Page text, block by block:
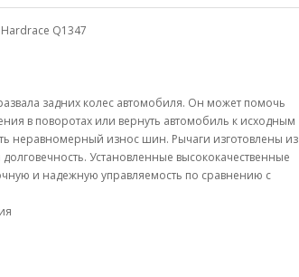
Q1347
задних колес автомобиля. Он может помочь
в поворотах или вернуть автомобиль к исходным
неравномерный износ шин. Рычаги изготовлены из
Установленные высококачественные
и надежную управляемость по сравнению с